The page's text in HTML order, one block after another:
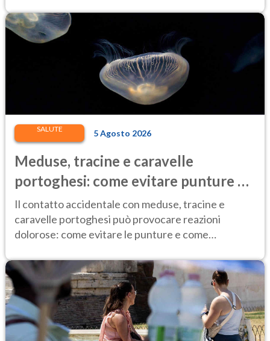
SALUTE 5 Agosto 2026
Meduse, tracine e caravelle
portoghesi: come evitare punture e
cosa fare in caso di contatto
Il contatto accidentale con meduse, tracine e
caravelle portoghesi può provocare reazioni
dolorose: come evitare le punture e come